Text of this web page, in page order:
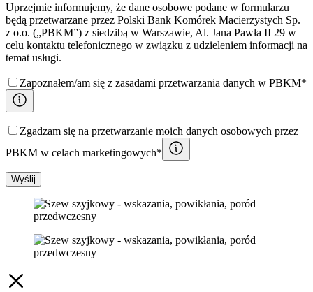
Uprzejmie informujemy, że dane osobowe podane w formularzu
będą przetwarzane przez Polski Bank Komórek Macierzystych Sp.
z o.o. („PBKM”) z siedzibą w Warszawie, Al. Jana Pawła II 29 w
celu kontaktu telefonicznego w związku z udzieleniem informacji na
temat usługi.
Zapoznałem/am się z zasadami przetwarzania danych w PBKM*
Zgadzam się na przetwarzanie moich danych osobowych przez
PBKM w celach marketingowych*
Wyślij